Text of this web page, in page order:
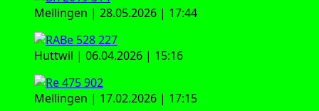
Mellingen | 28.05.2026 | 17:44
Huttwil | 06.04.2026 | 15:16
Mellingen | 17.02.2026 | 17:15